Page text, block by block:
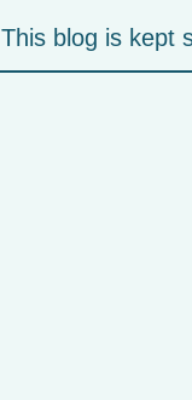
This blog is kept